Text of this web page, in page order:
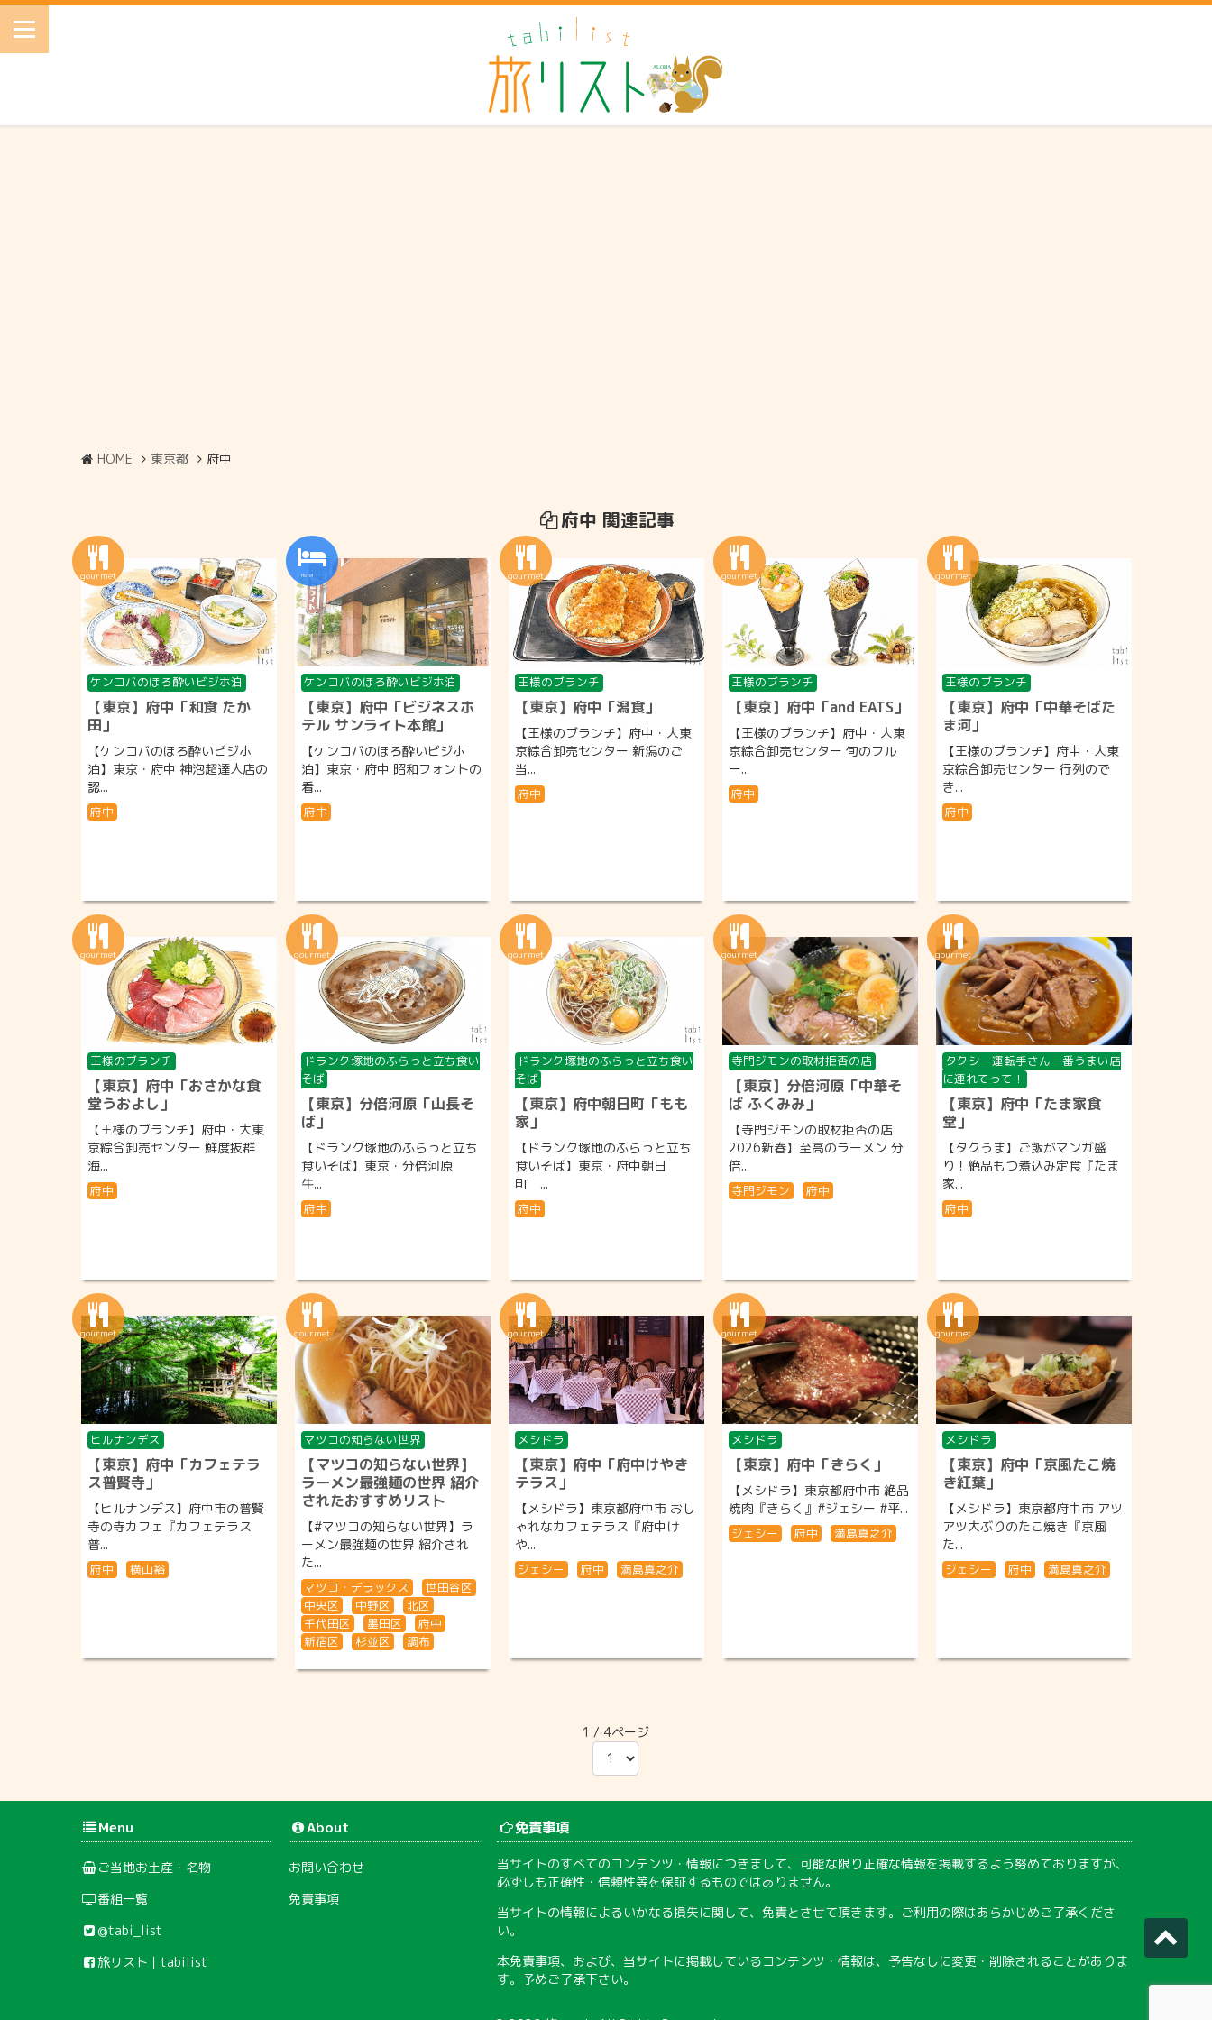
HOME 東京都 府中
府中 関連記事
ケンコバのほろ酔いビジホ泊
【東京】府中「和食 たか
田」
【ケンコバのほろ酔いビジホ
泊】東京・府中 神泡超達人店の
認...
府中
ケンコバのほろ酔いビジホ泊
【東京】府中「ビジネスホ
テル サンライト本館」
【ケンコバのほろ酔いビジホ
泊】東京・府中 昭和フォントの
看...
府中
王様のブランチ
【東京】府中「潟食」
【王様のブランチ】府中・大東
京綜合卸売センター 新潟のご
当...
府中
王様のブランチ
【東京】府中「and EATS」
【王様のブランチ】府中・大東
京綜合卸売センター 旬のフル
ー...
府中
王様のブランチ
【東京】府中「中華そばた
ま河」
【王様のブランチ】府中・大東
京綜合卸売センター 行列ので
き...
府中
王様のブランチ
【東京】府中「おさかな食
堂うおよし」
【王様のブランチ】府中・大東
京綜合卸売センター 鮮度抜群
海...
府中
ドランク塚地のふらっと立ち食い
そば
【東京】分倍河原「山長そ
ば」
【ドランク塚地のふらっと立ち
食いそば】東京・分倍河原
牛...
府中
ドランク塚地のふらっと立ち食い
そば
【東京】府中朝日町「もも
家」
【ドランク塚地のふらっと立ち
食いそば】東京・府中朝日
町 ...
府中
寺門ジモンの取材拒否の店
【東京】分倍河原「中華そ
ば ふくみみ」
【寺門ジモンの取材拒否の店
2026新春】至高のラーメン 分
倍...
寺門ジモン 府中
タクシー運転手さん一番うまい店
に連れてって！
【東京】府中「たま家食
堂」
【タクうま】ご飯がマンガ盛
り！絶品もつ煮込み定食『たま
家...
府中
ヒルナンデス
【東京】府中「カフェテラ
ス普賢寺」
【ヒルナンデス】府中市の普賢
寺の寺カフェ『カフェテラス
普...
府中 横山裕
マツコの知らない世界
【マツコの知らない世界】
ラーメン最強麺の世界 紹介
されたおすすめリスト
【#マツコの知らない世界】ラ
ーメン最強麺の世界 紹介され
た...
マツコ・デラックス
世田谷区
中央区
中野区
北区
千代田区
墨田区
府中
新宿区
杉並区 調布
メシドラ
【東京】府中「府中けやき
テラス」
【メシドラ】東京都府中市 おし
ゃれなカフェテラス『府中け
や...
ジェシー 府中 満島真之介
メシドラ
【東京】府中「きらく」
【メシドラ】東京都府中市 絶品
焼肉『きらく』#ジェシー #平...
ジェシー 府中 満島真之介
メシドラ
【東京】府中「京風たこ焼
き紅葉」
【メシドラ】東京都府中市 アツ
アツ大ぶりのたこ焼き『京風
た...
ジェシー 府中 満島真之介
1 / 4ページ
Menu
ご当地お土産・名物
番組一覧
@tabi_list
旅リスト｜tabilist
About
お問い合わせ
免責事項
免責事項
当サイトのすべてのコンテンツ・情報につきまして、可能な限り正確な情報を掲載するよう努めておりますが、
必ずしも正確性・信頼性等を保証するものではありません。
当サイトの情報によるいかなる損失に関して、免責とさせて頂きます。ご利用の際はあらかじめご了承くださ
い。
本免責事項、および、当サイトに掲載しているコンテンツ・情報は、予告なしに変更・削除されることがありま
す。予めご了承下さい。